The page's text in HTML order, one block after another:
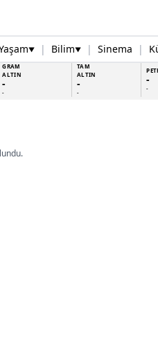
▼ | Bilim▼ | Sinema |
GRAM
ALTIN
-
-
TAM
ALTIN
-
-
-
-